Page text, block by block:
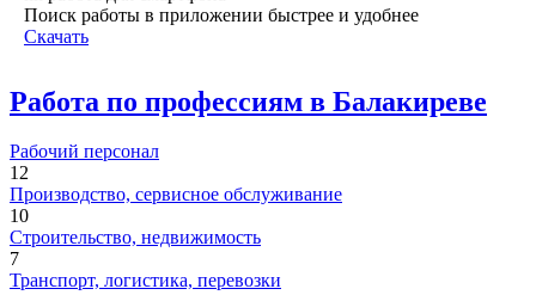
Поиск работы в приложении быстрее и удобнее
Скачать
Работа по профессиям в Балакиреве
Рабочий персонал
12
Производство, сервисное обслуживание
10
Строительство, недвижимость
7
Транспорт, логистика, перевозки